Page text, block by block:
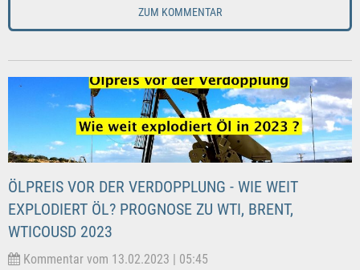
ZUM KOMMENTAR
ÖLPREIS VOR DER VERDOPPLUNG - WIE WEIT
EXPLODIERT ÖL? PROGNOSE ZU WTI, BRENT,
WTICOUSD 2023
Kommentar vom 13.02.2023 | 05:45